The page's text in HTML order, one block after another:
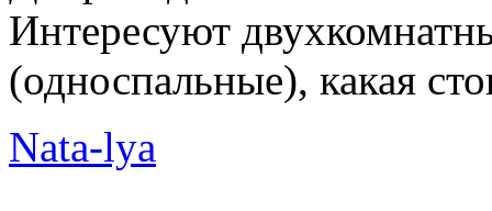
Интересуют
(односпальные), какая
Nata-lya